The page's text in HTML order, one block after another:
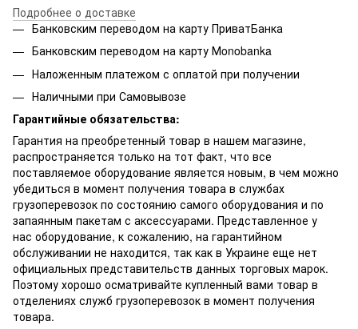
Подробнее о доставке
Банковским переводом на карту ПриватБанка
Банковским переводом на карту Мonobanka
Наложенным платежом с оплатой при получении
Наличными при Самовывозе
Гарантийные обязательства:
Гарантия на преобретенный товар в нашем магазине,
распространяется только на тот факт, что все
поставляемое оборудование является новым, в чем можно
убедиться в момент получения товара в службах
грузоперевозок по состоянию самого оборудования и по
запаянным пакетам с аксессуарами. Представленное у
нас оборудование, к сожалению, на гарантийном
обслуживании не находится, так как в Украине еще нет
официальных представительств данных торговых марок.
Поэтому хорошо осматривайте купленный вами товар в
отделениях служб грузоперевозок в момент получения
товара.